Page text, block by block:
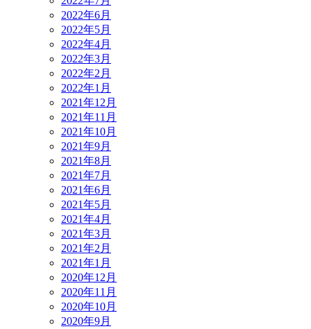
2022年6月
2022年5月
2022年4月
2022年3月
2022年2月
2022年1月
2021年12月
2021年11月
2021年10月
2021年9月
2021年8月
2021年7月
2021年6月
2021年5月
2021年4月
2021年3月
2021年2月
2021年1月
2020年12月
2020年11月
2020年10月
2020年9月